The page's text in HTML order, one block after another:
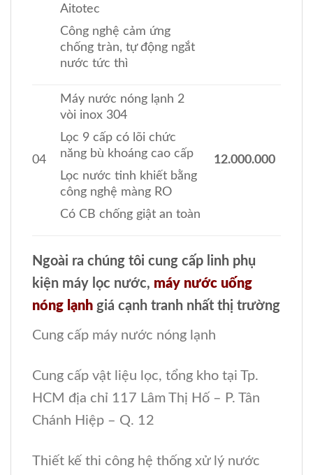
Aitotec
Công nghệ cảm ứng
chống tràn, tự động ngắt
nước tức thì
04
Máy nước nóng lạnh 2
vòi inox 304
Lọc 9 cấp có lõi chức
năng bù khoáng cao cấp
Lọc nước tinh khiết bằng
công nghệ màng RO
Có CB chống giật an toàn
12.000.000
Ngoài ra chúng tôi cung cấp linh phụ
kiện máy lọc nước, máy nước uống
nóng lạnh giá cạnh tranh nhất thị trường
Cung cấp máy nước nóng lạnh
Cung cấp vật liệu lọc, tổng kho tại Tp.
HCM địa chỉ 117 Lâm Thị Hố – P. Tân
Chánh Hiệp – Q. 12
Thiết kế thi công hệ thống xử lý nước